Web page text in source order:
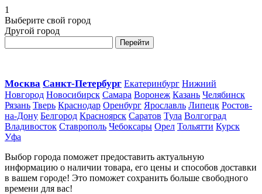
1
Выберите свой город
Другой город
Перейти
Москва Санкт-Петербург Екатеринбург Нижний
Новгород Новосибирск Самара Воронеж Казань Челябинск
Рязань Тверь Краснодар Оренбург Ярославль Липецк Ростов-
на-Дону Белгород Красноярск Саратов Тула Волгоград
Владивосток Ставрополь Чебоксары Орел Тольятти Курск
Уфа
Выбор города поможет предоставить актуальную
информацию о наличии товара, его цены и способов доставки
в вашем городе! Это поможет сохранить больше свободного
времени для вас!